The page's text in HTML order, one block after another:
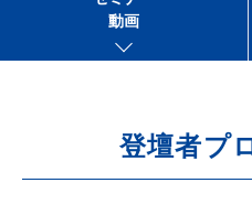
動画
登壇者プ